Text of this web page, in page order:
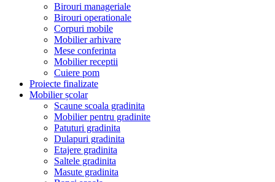
Birouri manageriale
Birouri operationale
Corpuri mobile
Mobilier arhivare
Mese conferinta
Mobilier receptii
Cuiere pom
Proiecte finalizate
Mobilier școlar
Scaune scoala gradinita
Mobilier pentru gradinite
Patuturi gradinita
Dulapuri gradinita
Etajere gradinita
Saltele gradinita
Masute gradinita